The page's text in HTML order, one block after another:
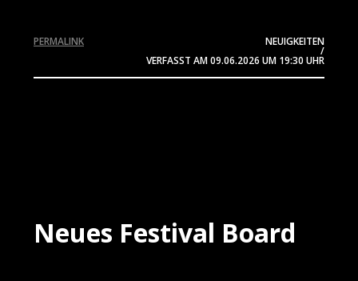
NEUIGKEITEN
/
VERFASST AM09.06.2026 UM 19:30 UHR
PERMALINK
Neues Festival Board